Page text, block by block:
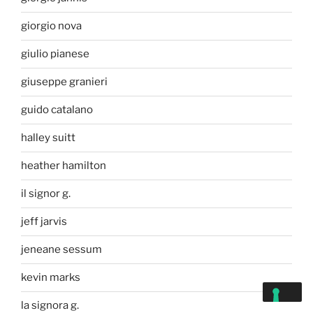
giorgio nova
giulio pianese
giuseppe granieri
guido catalano
halley suitt
heather hamilton
il signor g.
jeff jarvis
jeneane sessum
kevin marks
la signora g.